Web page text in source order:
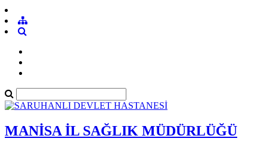
MANİSA İL SAĞLIK MÜDÜRLÜĞÜ